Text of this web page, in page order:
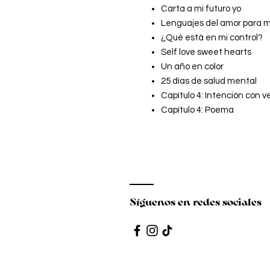
Carta a mi futuro yo
Lenguajes del amor para
¿Qué está en mi control?
Self love sweet hearts
Un año en color
25 días de salud mental
Capítulo 4: Intención con
Capítulo 4: Poema
Síguenos en redes sociales